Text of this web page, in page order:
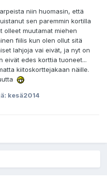
niin huomasin, että
sen paremmin kortilla
olleet muutamat miehen
fiilis kun olen ollut sitä
lahjoja vai eivät, ja nyt on
eivät edes korttia tuoneet...
kiitoskorttejakaan näille.
kesä2014